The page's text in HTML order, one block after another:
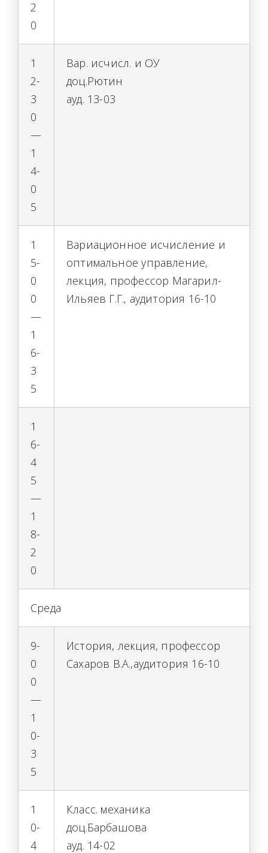
2
0
1
2-
3
0
—
1
4-
0
5
Вар. исчисл. и ОУ
доц.Рютин
ауд. 13-03
1
5-
0
0
—
1
6-
3
5
Вариационное исчисление и
оптимальное управление,
лекция, профессор Магарил-
Ильяев Г.Г., аудитория 16-10
1
6-
4
5
—
1
8-
2
0
Среда
9-
0
0
—
1
0-
3
5
История, лекция, профессор
Сахаров В.А.,аудитория 16-10
1
0-
4
Класс. механика
доц.Барбашова
ауд. 14-02